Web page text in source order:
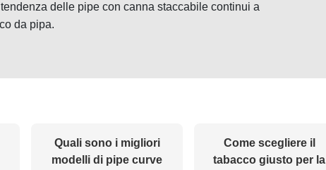
delle pipe con canna staccabile continui a
da pipa.
Quali sono i migliori
modelli di pipe curve
Come scegliere il
tabacco giusto per la